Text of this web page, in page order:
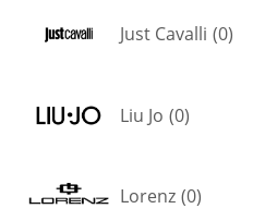
Just Cavalli (0)
Liu Jo (0)
Lorenz (0)